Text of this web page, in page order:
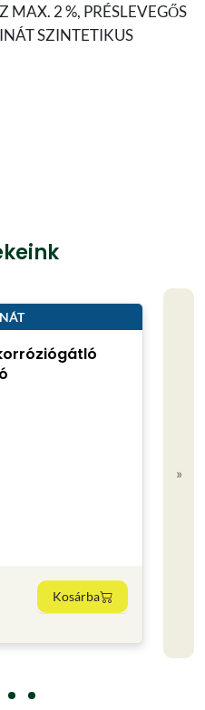
2 %, PRÉSLEVEGŐS
SZINTETIKUS
Kosárba
»